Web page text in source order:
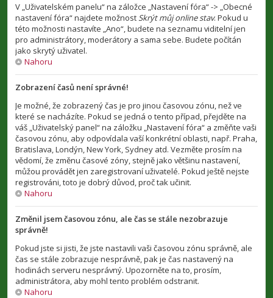
V „Uživatelském panelu“ na záložce „Nastavení fóra“ -> „Obecné
nastavení fóra“ najdete možnostSkrýt můj online stav. Pokud u
této možnosti nastavíte „Ano“, budete na seznamu viditelní jen
pro administrátory, moderátory a sama sebe. Budete počítán
jako skrytý uživatel.
Nahoru
Zobrazení časů není správné!
Je možné, že zobrazený čas je pro jinou časovou zónu, než ve
které se nacházíte. Pokud se jedná o tento případ, přejděte na
váš „Uživatelský panel“ na záložku „Nastavení fóra“ a změňte vaši
časovou zónu, aby odpovídala vaší konkrétní oblasti, např. Praha,
Bratislava, Londýn, New York, Sydney atd. Vezměte prosím na
vědomí, že změnu časové zóny, stejně jako většinu nastavení,
můžou provádět jen zaregistrovaní uživatelé. Pokud ještě nejste
registrováni, toto je dobrý důvod, proč tak učinit.
Nahoru
Změnil jsem časovou zónu, ale čas se stále nezobrazuje
správně!
Pokud jste si jisti, že jste nastavili vaši časovou zónu správně, ale
čas se stále zobrazuje nesprávně, pak je čas nastavený na
hodinách serveru nesprávný. Upozorněte na to, prosím,
administrátora, aby mohl tento problém odstranit.
Nahoru